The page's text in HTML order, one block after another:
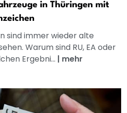
in Thüringen mit
sind immer wieder alte
Warum sind RU, EA oder
Ergebni... | mehr